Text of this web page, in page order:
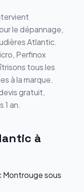
le dépannage,
Atlantic.
Perfinox
tous les
à la marque.
gratuit,
1 an.
à
Montrouge sous